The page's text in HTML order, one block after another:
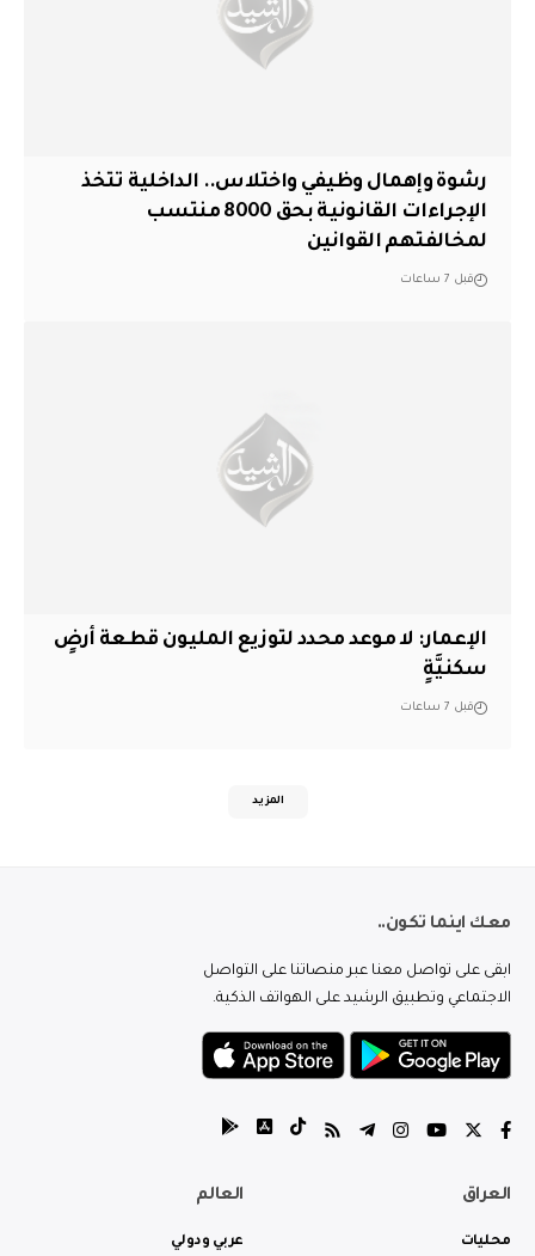
رشوة وإهمال وظيفي واختلاس.. الداخلية تتخذ
الإجراءات القانونية بحق 8000 منتسب
لمخالفتهم القوانين
قبل 7 ساعات
الإعمار: لا موعد محدد لتوزيع المليون قطعة أرضٍ
سكنيَّةٍ
قبل 7 ساعات
المزيد
معك اينما تكون..
ابقى على تواصل معنا عبر منصاتنا على التواصل
الاجتماعي وتطبيق الرشيد على الهواتف الذكية.
العراق
محليات
العالم
عربي ودولي